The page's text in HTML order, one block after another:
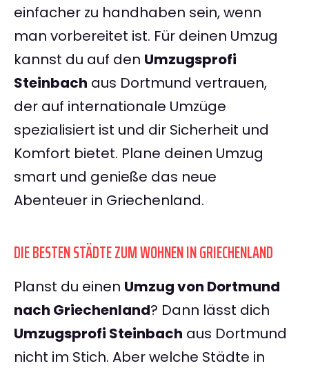
einfacher zu handhaben sein, wenn
man vorbereitet ist. Für deinen Umzug
kannst du auf den Umzugsprofi
Steinbach aus Dortmund vertrauen,
der auf internationale Umzüge
spezialisiert ist und dir Sicherheit und
Komfort bietet. Plane deinen Umzug
smart und genieße das neue
Abenteuer in Griechenland.
DIE BESTEN STÄDTE ZUM WOHNEN IN GRIECHENLAND
Planst du einen Umzug von Dortmund
nach Griechenland? Dann lässt dich
Umzugsprofi Steinbach aus Dortmund
nicht im Stich. Aber welche Städte in